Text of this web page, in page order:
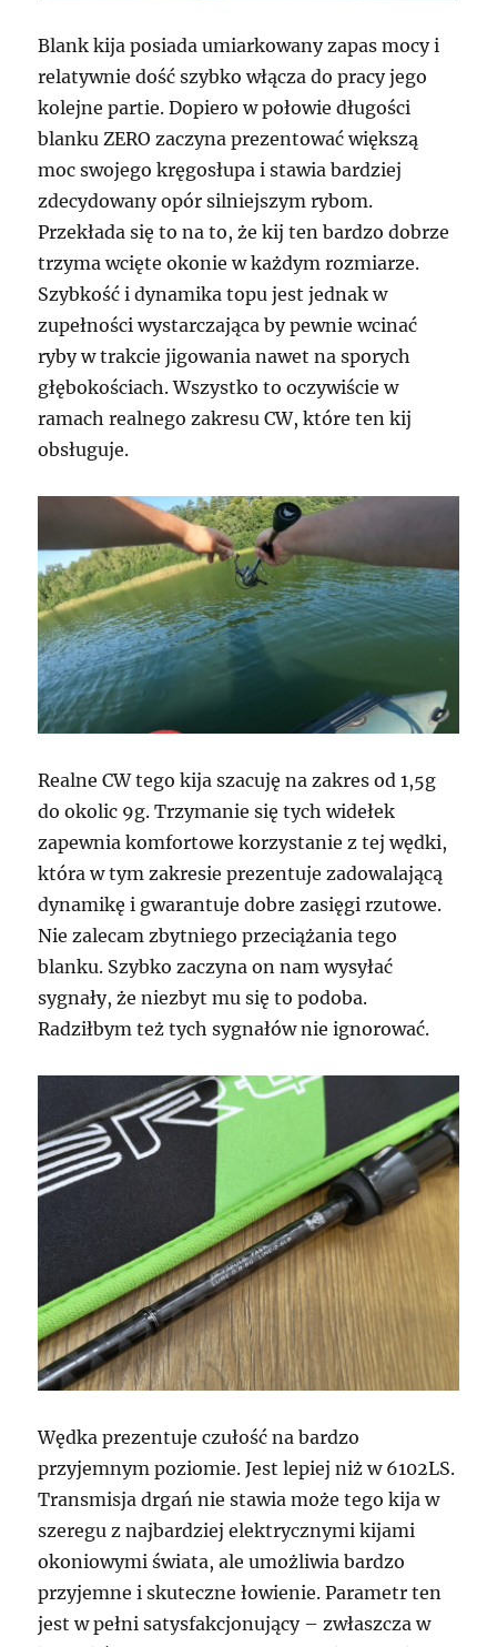
Blank kija posiada umiarkowany zapas mocy i
relatywnie dość szybko włącza do pracy jego
kolejne partie. Dopiero w połowie długości
blanku ZERO zaczyna prezentować większą
moc swojego kręgosłupa i stawia bardziej
zdecydowany opór silniejszym rybom.
Przekłada się to na to, że kij ten bardzo dobrze
trzyma wcięte okonie w każdym rozmiarze.
Szybkość i dynamika topu jest jednak w
zupełności wystarczająca by pewnie wcinać
ryby w trakcie jigowania nawet na sporych
głębokościach. Wszystko to oczywiście w
ramach realnego zakresu CW, które ten kij
obsługuje.
Realne CW tego kija szacuję na zakres od 1,5g
do okolic 9g. Trzymanie się tych widełek
zapewnia komfortowe korzystanie z tej wędki,
która w tym zakresie prezentuje zadowalającą
dynamikę i gwarantuje dobre zasięgi rzutowe.
Nie zalecam zbytniego przeciążania tego
blanku. Szybko zaczyna on nam wysyłać
sygnały, że niezbyt mu się to podoba.
Radziłbym też tych sygnałów nie ignorować.
Wędka prezentuje czułość na bardzo
przyjemnym poziomie. Jest lepiej niż w 6102LS.
Transmisja drgań nie stawia może tego kija w
szeregu z najbardziej elektrycznymi kijami
okoniowymi świata, ale umożliwia bardzo
przyjemne i skuteczne łowienie. Parametr ten
jest w pełni satysfakcjonujący – zwłaszcza w